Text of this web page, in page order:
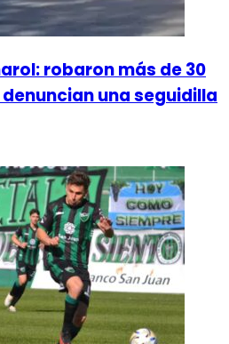
robaron más de 30
una seguidilla